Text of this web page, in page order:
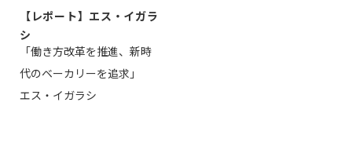
【レポート】エス・イガラ
シ
「働き方改革を推進、新時
代のベーカリーを追求」
エス・イガラシ